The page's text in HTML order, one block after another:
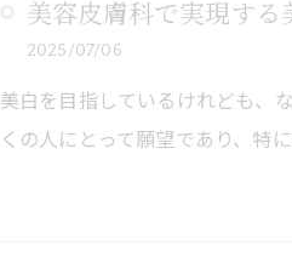
美容皮膚科で実現する
2025/07/06
美白を目指しているけれども、
くの人にとって願望であり、特